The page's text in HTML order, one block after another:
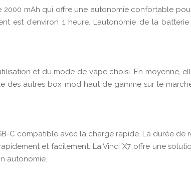
2000 mAh qui offre une autonomie confortable
est d’environ 1 heure. L’autonomie de la
et du mode de vape choisi. En
autres box mod haut de gamme sur le
C compatible avec la charge rapide. La durée
et facilement. La Vinci X7 offre une
autonomie.